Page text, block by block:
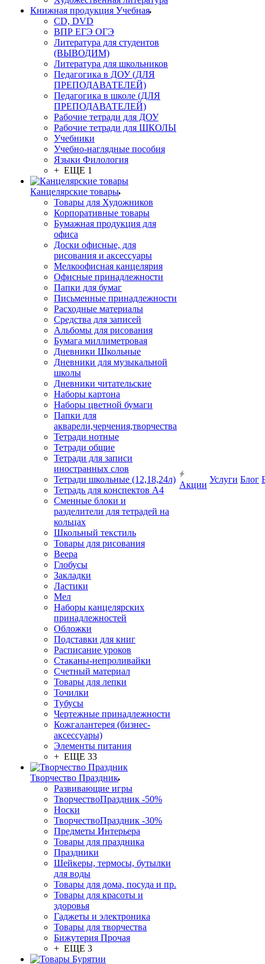
Книжная продукция Учебная
CD, DVD
ВПР ЕГЭ ОГЭ
Литература для студентов
(ВЫВОДИМ)
Литература для школьников
Педагогика в ДОУ (ДЛЯ
ПРЕПОДАВАТЕЛЕЙ)
Педагогика в школе (ДЛЯ
ПРЕПОДАВАТЕЛЕЙ)
Рабочие тетради для ДОУ
Рабочие тетради для ШКОЛЫ
Учебники
Учебно-наглядные пособия
Языки Филология
+ ЕЩЕ 1
Канцелярские товары
Товары для Художников
Корпоративные товары
Бумажная продукция для
офиса
Доски офисные, для
рисования и аксессуары
Мелкоофисная канцелярия
Офисные принадлежности
Папки для бумаг
Письменные принадлежности
Расходные материалы
Средства для записей
Альбомы для рисования
Бумага миллиметровая
Дневники Школьные
Дневники для музыкальной
школы
Дневники читательские
Наборы картона
Наборы цветной бумаги
Папки для
акварели,черчения,творчества
Тетради нотные
Тетради общие
Тетради для записи
иностранных слов
Тетради школьные (12,18,24л)
Тетрадь для конспектов А4
Сменные блоки и
разделители для тетрадей на
кольцах
Школьный текстиль
Товары для рисования
Веера
Глобусы
Закладки
Ластики
Мел
Наборы канцелярских
принадлежностей
Обложки
Подставки для книг
Расписание уроков
Стаканы-непроливайки
Счетный материал
Товары для лепки
Точилки
Тубусы
Чертежные принадлежности
Кожгалантерея (бизнес-
аксессуары)
Элементы питания
+ ЕЩЕ 33
Творчество Праздник
Развивающие игры
ТворчествоПраздник -50%
Носки
ТворчествоПраздник -30%
Предметы Интерьера
Товары для праздника
Праздники
Шейкеры, термосы, бутылки
для воды
Товары для дома, посуда и пр.
Товары для красоты и
здоровья
Гаджеты и электроника
Товары для творчества
Бижутерия Прочая
+ ЕЩЕ 3
Акции
Услуги Блог